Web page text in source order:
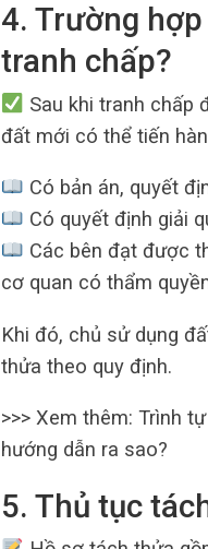
4. Trường
tranh chấp?
Sau khi tranh chấp
đất mới có thể tiến
Có bản án, quyết
Có quyết định giải
Các bên đạt được
cơ quan có thẩm
Khi đó, chủ sử dụng
thửa theo quy định.
>>> Xem thêm: Trình
hướng dẫn ra sao?
5. Thủ tục